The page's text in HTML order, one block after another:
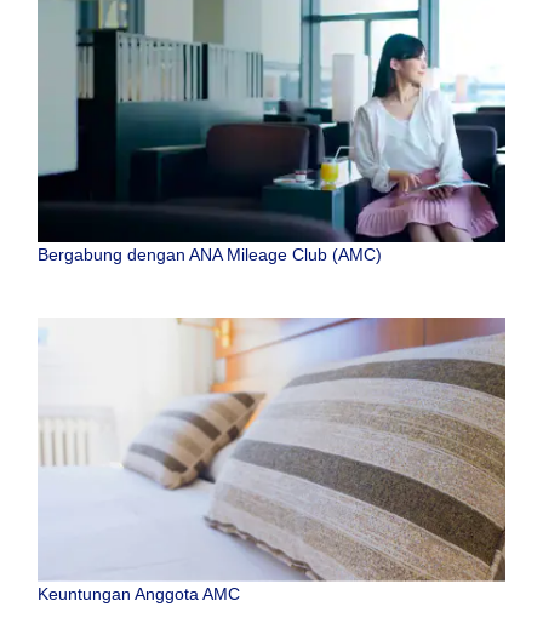
Bergabung dengan ANA Mileage Club (AMC)
Keuntungan Anggota AMC